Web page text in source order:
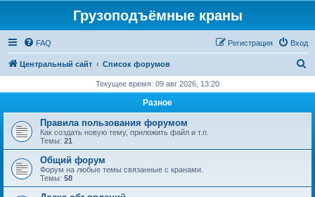
Грузоподъёмные краны
FAQ Вход
Регистрация
Центральный сайт Список форумов
с
Текущее время: 09 авг 2026, 13:20
Разное
Правила пользования форумом
Как создать новую тему, приложить файл и т.п.
Темы: 21
Общий форум
Форум на любые темы связанные с кранами.
Темы: 58